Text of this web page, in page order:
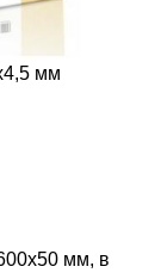
мм
мм, в